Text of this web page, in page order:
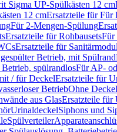
Sigma UP-Spülkästen 12 cm
12 cmErsatzteile für Für
Für 2-Mengen-Spülung
Ersatzteile für RohbausetsFür
Ersatzteile für
Betrieb, mit Spülrand
spülrandlosFür AP-
/ für DeckelErsatzteile für
BetriebOhne Deckel
aus GlasErsatzteile für
UrinaldeckelSiphons und
Spülverteiler